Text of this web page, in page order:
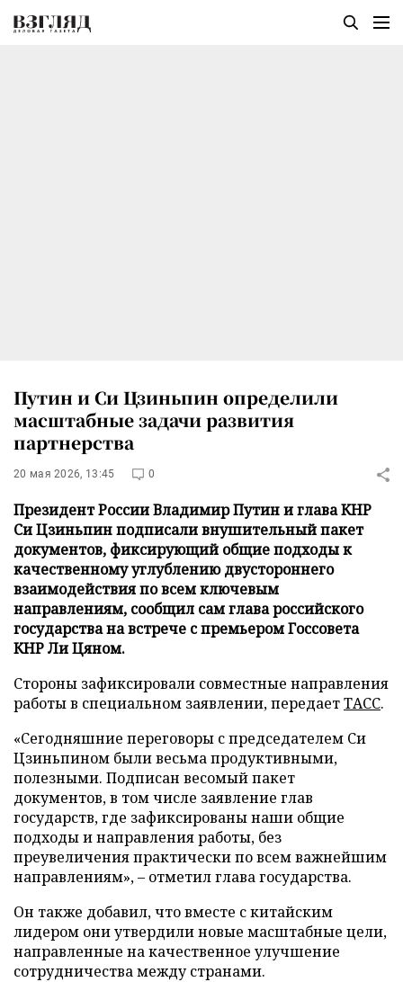
Путин и Си Цзиньпин определили
масштабные задачи развития
партнерства
20 мая 2026, 13:45 0
Президент России Владимир Путин и глава КНР
Си Цзиньпин подписали внушительный пакет
документов, фиксирующий общие подходы к
качественному углублению двустороннего
взаимодействия по всем ключевым
направлениям, сообщил сам глава российского
государства на встрече с премьером Госсовета
КНР Ли Цяном.
Стороны зафиксировали совместные направления
работы в специальном заявлении, передаетТАСС.
«Сегодняшние переговоры с председателем Си
Цзиньпином были весьма продуктивными,
полезными. Подписан весомый пакет
документов, в том числе заявление глав
государств, где зафиксированы наши общие
подходы и направления работы, без
преувеличения практически по всем важнейшим
направлениям», – отметил глава государства.
Он также добавил, что вместе с китайским
лидером они утвердили новые масштабные цели,
направленные на качественное улучшение
сотрудничества между странами.